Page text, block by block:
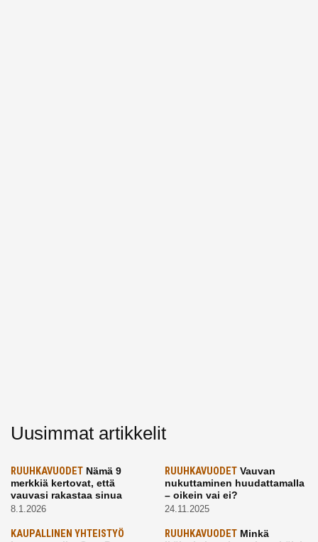
Uusimmat artikkelit
RUUHKAVUODET Nämä 9
merkkiä kertovat, että
vauvasi rakastaa sinua
8.1.2026
RUUHKAVUODETVauvan
nukuttaminen huudattamalla
– oikein vai ei?
24.11.2025
KAUPALLINEN YHTEISTYÖ RUUHKAVUODETMinkä